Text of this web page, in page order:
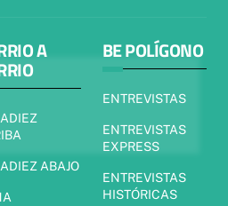
A
ABAJO
BE POLÍGONO
ENTREVISTAS
ENTREVISTAS
EXPRESS
ENTREVISTAS
HISTÓRICAS